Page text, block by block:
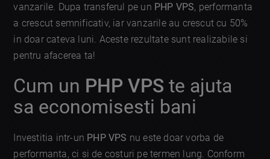
vanzarile. Dupa transferul pe un PHP VPS, performanta
a crescut semnificativ, iar vanzarile au crescut cu 50%
in doar cateva luni. Aceste rezultate sunt realizabile si
pentru afacerea ta!
Cum un PHP VPS te ajuta
sa economisesti bani
Investitia intr-un PHP VPS nu este doar vorba de
performanta, ci si de costuri pe termen lung. Conform